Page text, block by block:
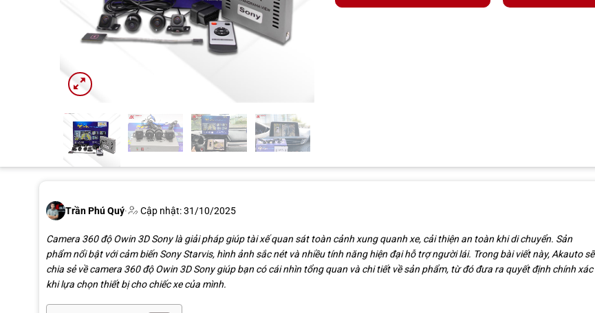
Trần Phú Quý· Cập nhật: 31/10/2025
Camera 360 độ Owin 3D Sony là giải pháp giúp tài xế quan sát toàn cảnh xung quanh xe, cải thiện an toàn khi di chuyển. Sản
phẩm nổi bật với cảm biến Sony Starvis, hình ảnh sắc nét và nhiều tính năng hiện đại hỗ trợ người lái. Trong bài viết này, Akauto sẽ
chia sẻ về camera 360 độ Owin 3D Sony giúp bạn có cái nhìn tổng quan và chi tiết về sản phẩm, từ đó đưa ra quyết định chính xác
khi lựa chọn thiết bị cho chiếc xe của mình.